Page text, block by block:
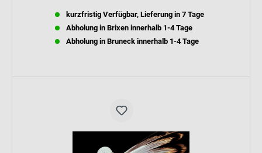
kurzfristig Verfügbar, Lieferung in 7 Tage
Abholung in Brixen innerhalb 1-4 Tage
Abholung in Bruneck innerhalb 1-4 Tage